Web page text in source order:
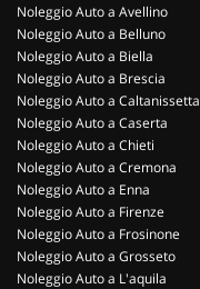
Noleggio Auto a Avellino
Noleggio Auto a Belluno
Noleggio Auto a Biella
Noleggio Auto a Brescia
Noleggio Auto a Caltanissetta
Noleggio Auto a Caserta
Noleggio Auto a Chieti
Noleggio Auto a Cremona
Noleggio Auto a Enna
Noleggio Auto a Firenze
Noleggio Auto a Frosinone
Noleggio Auto a Grosseto
Noleggio Auto a L'aquila